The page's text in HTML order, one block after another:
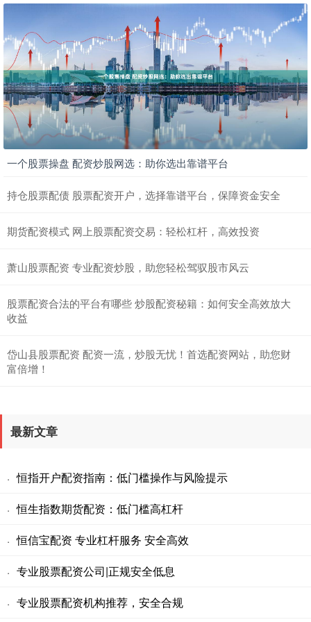
一个股票操盘 配资炒股网选：助你选出靠谱平台
持仓股票配债 股票配资开户，选择靠谱平台，保障资金安全
期货配资模式 网上股票配资交易：轻松杠杆，高效投资
萧山股票配资 专业配资炒股，助您轻松驾驭股市风云
股票配资合法的平台有哪些 炒股配资秘籍：如何安全高效放大
收益
岱山县股票配资 配资一流，炒股无忧！首选配资网站，助您财
富倍增！
最新文章
· 恒指开户配资指南：低门槛操作与风险提示
· 恒生指数期货配资：低门槛高杠杆
· 恒信宝配资 专业杠杆服务 安全高效
· 专业股票配资公司|正规安全低息
· 专业股票配资机构推荐，安全合规